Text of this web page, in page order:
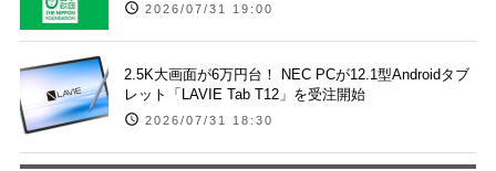
2026/07/31 19:00
2.5K大画面が6万円台！ NEC PCが12.1型Androidタブ
レット「LAVIE Tab T12」を受注開始
2026/07/31 18:30